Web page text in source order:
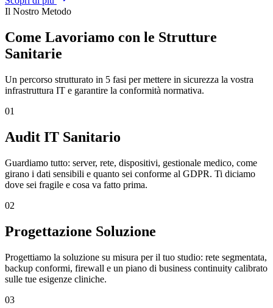
Il Nostro Metodo
Come Lavoriamo con le Strutture
Sanitarie
Un percorso strutturato in 5 fasi per mettere in sicurezza la vostra
infrastruttura IT e garantire la conformità normativa.
01
Audit IT Sanitario
Guardiamo tutto: server, rete, dispositivi, gestionale medico, come
girano i dati sensibili e quanto sei conforme al GDPR. Ti diciamo
dove sei fragile e cosa va fatto prima.
02
Progettazione Soluzione
Progettiamo la soluzione su misura per il tuo studio: rete segmentata,
backup conformi, firewall e un piano di business continuity calibrato
sulle tue esigenze cliniche.
03